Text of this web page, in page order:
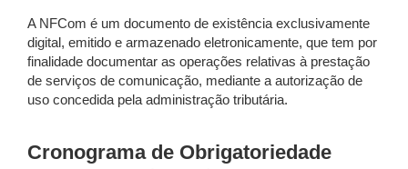
A NFCom é um documento de existência exclusivamente
digital, emitido e armazenado eletronicamente, que tem por
finalidade documentar as operações relativas à prestação
de serviços de comunicação, mediante a autorização de
uso concedida pela administração tributária.
Cronograma de Obrigatoriedade